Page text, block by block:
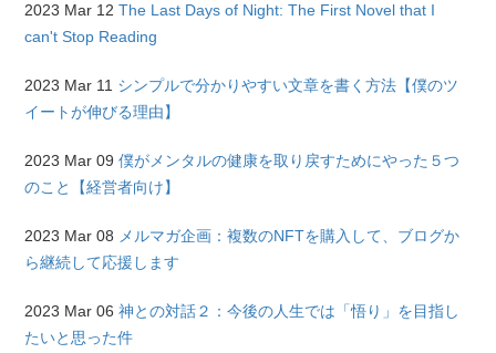
2023 Mar 12 The Last Days of Night: The First Novel that I
can't Stop Reading
2023 Mar 11 シンプルで分かりやすい文章を書く方法【僕のツ
イートが伸びる理由】
2023 Mar 09 僕がメンタルの健康を取り戻すためにやった５つ
のこと【経営者向け】
2023 Mar 08 メルマガ企画：複数のNFTを購入して、ブログか
ら継続して応援します
2023 Mar 06 神との対話２：今後の人生では「悟り」を目指し
たいと思った件